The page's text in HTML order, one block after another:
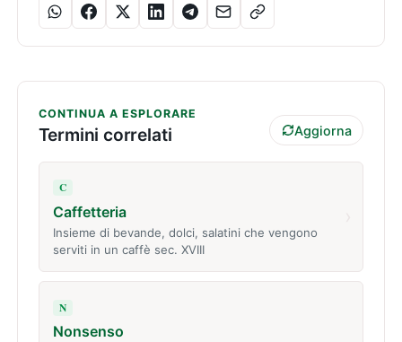
CONTINUA A ESPLORARE
Termini correlati Aggiorna
C
Caffetteria
Insieme di bevande, dolci, salatini che vengono
serviti in un caffè sec. XVIII
N
Nonsenso